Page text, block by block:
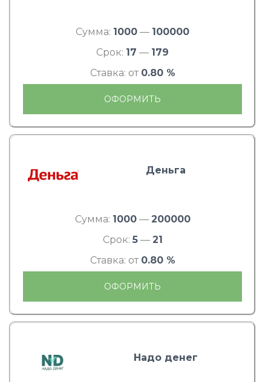
Сумма: 1000 — 100000
Срок: 17 — 179
Ставка: от 0.80 %
ОФОРМИТЬ
Деньга
Сумма: 1000— 200000
Срок: 5— 21
Ставка: от 0.80 %
ОФОРМИТЬ
Надо денег